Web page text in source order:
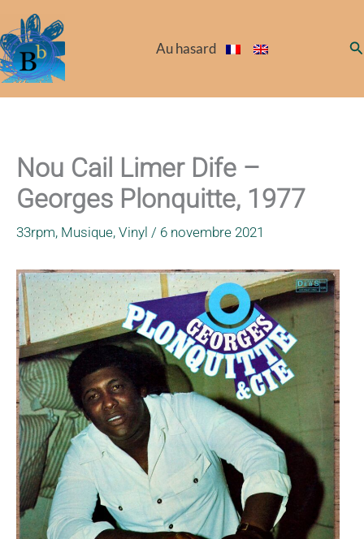
au
contenu
Au hasard
Nou Cail Limer Dife –
Georges Plonquitte, 1977
33rpm, Musique, Vinyl / 6 novembre 2021